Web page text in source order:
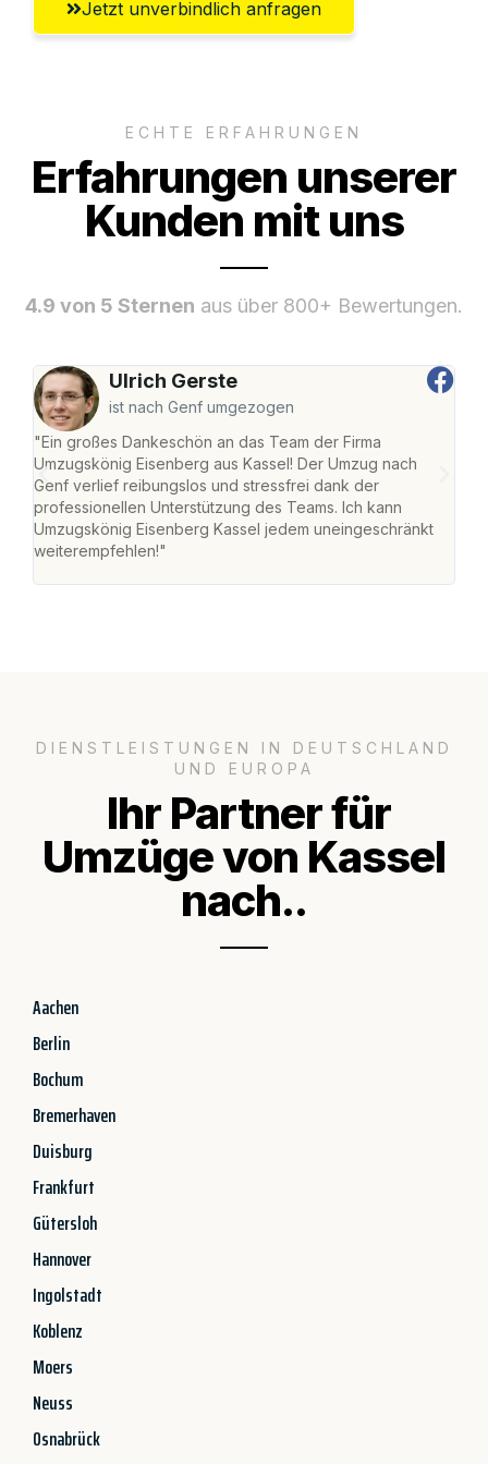
Jetzt unverbindlich anfragen
ECHTE ERFAHRUNGEN
Erfahrungen unserer
Kunden mit uns
4.9 von 5 Sternen aus über 800+ Bewertungen.
Ulrich Gerste
ist nach Genf umgezogen
"Ein großes Dankeschön an das Team der Firma
Umzugskönig Eisenberg aus Kassel! Der Umzug nach
Genf verlief reibungslos und stressfrei dank der
professionellen Unterstützung des Teams. Ich kann
Umzugskönig Eisenberg Kassel jedem uneingeschränkt
weiterempfehlen!"
DIENSTLEISTUNGEN IN DEUTSCHLAND
UND EUROPA
Ihr Partner für
Umzüge von Kassel
nach..
Aachen
Berlin
Bochum
Bremerhaven
Duisburg
Frankfurt
Gütersloh
Hannover
Ingolstadt
Koblenz
Moers
Neuss
Osnabrück